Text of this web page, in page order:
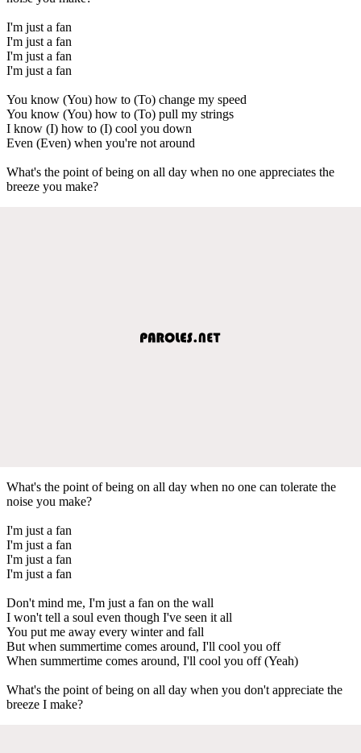
I'm just a fan
I'm just a fan
I'm just a fan
I'm just a fan
You know (You) how to (To) change my speed
You know (You) how to (To) pull my strings
I know (I) how to (I) cool you down
Even (Even) when you're not around
What's the point of being on all day when no one appreciates the
breeze you make?
What's the point of being on all day when no one can tolerate the
noise you make?
I'm just a fan
I'm just a fan
I'm just a fan
I'm just a fan
Don't mind me, I'm just a fan on thе wall
I won't tell a soul even though I'vе seen it all
You put me away every winter and fall
But when summertime comes around, I'll cool you off
When summertime comes around, I'll cool you off (Yeah)
What's the point of being on all day when you don't appreciate the
breeze I make?